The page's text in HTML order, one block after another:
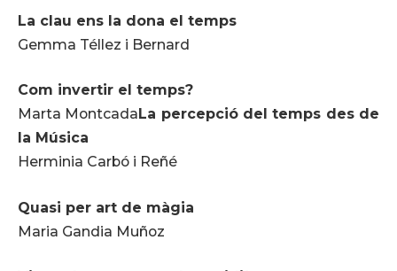
La clau ens la dona el temps
Gemma Téllez i Bernard
Com invertir el temps?
Marta Montcada La percepció del temps des de
la Música
Herminia Carbó i Reñé
Quasi per art de màgia
Maria Gandia Muñoz